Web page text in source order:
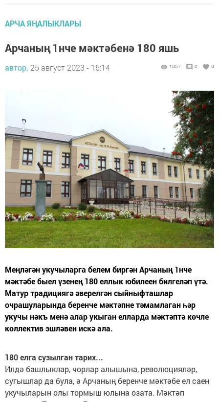
АРЧА ЯҢАЛЫКЛАРЫ
Арчаның 1нче мәктәбенә 180 яшь
автор, 25 август 2023 - 16:14 1057 0 0
Меңләгән укучыларга белем биргән Арчаның 1нче
мәктәбе быел үзенең 180 еллык юбилеен билгеләп үтә.
Матур традициягә әверелгән сыйныфташлар
очрашуларында беренче мәктәпне тәмамлаган һәр
укучы нәкъ менә алар укыган елларда мәктәптә көчле
коллектив эшләвен искә ала.
180 елга сузылган тарих...
Илдә башлыклар, чорлар алышына, революцияләр,
сугышлар да була, ә Арчаның беренче мәктәбе ел саен
укучыларын олы тормыш юлына озата. Мәктәп